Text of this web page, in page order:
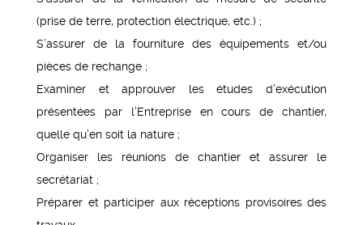
(prise de terre, protection électrique, etc.) ;
S’assurer de la fourniture des équipements et/ou
pièces de rechange ;
Examiner et approuver les études d’exécution
présentées par l’Entreprise en cours de chantier,
quelle qu’en soit la nature ;
Organiser les réunions de chantier et assurer le
secrétariat ;
Préparer et participer aux réceptions provisoires des